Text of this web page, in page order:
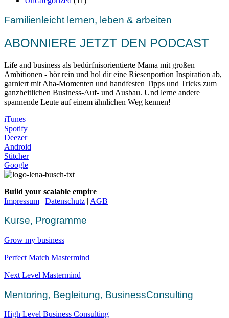
Familienleicht lernen, leben & arbeiten
ABONNIERE JETZT DEN PODCAST
Life and business als bedürfnisorientierte Mama mit großen
Ambitionen - hör rein und hol dir eine Riesenportion Inspiration ab,
garniert mit Aha-Momenten und handfesten Tipps und Tricks zum
ganzheitlichen Business-Auf- und Ausbau. Und lerne andere
spannende Leute auf einem ähnlichen Weg kennen!
iTunes
Spotify
Deezer
Android
Stitcher
Google
Build your scalable empire
Impressum | Datenschutz | AGB
Kurse, Programme
Grow my business
Perfect Match Mastermind
Next Level Mastermind
Mentoring, Begleitung, BusinessConsulting
High Level Business Consulting